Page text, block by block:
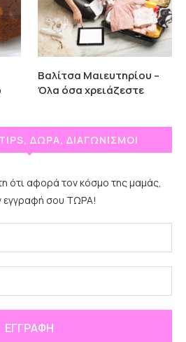
Βαλίτσα Μαιευτηρίου –
Όλα όσα χρειάζεστε
TIPS, ΔΩΡΑ, ΔΙΑΓΩΝΙΣΜΟΙ
ότι αφορά τον κόσμο της μαμάς,
εγγραφή σου ΤΩΡΑ!